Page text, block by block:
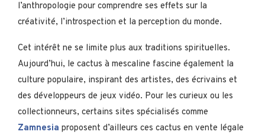
l’anthropologie pour comprendre ses effets sur la
créativité, l’introspection et la perception du monde.
Cet intérêt ne se limite plus aux traditions spirituelles.
Aujourd’hui, le cactus à mescaline fascine également la
culture populaire, inspirant des artistes, des écrivains et
des développeurs de jeux vidéo. Pour les curieux ou les
collectionneurs, certains sites spécialisés comme
Zamnesia proposent d’ailleurs ces cactus en vente légale